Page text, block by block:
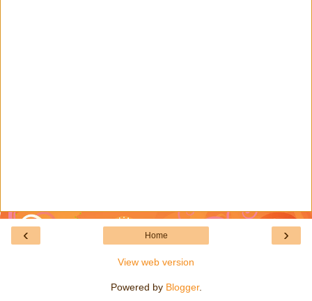
‹ ›
Home
View web version
Powered by Blogger.